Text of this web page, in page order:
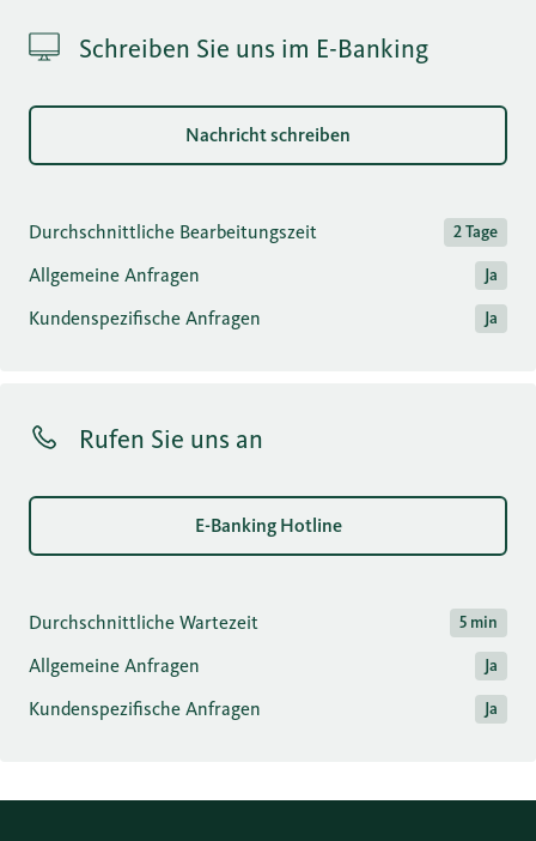
Schreiben Sie uns im E-Banking
Nachricht schreiben
Durchschnittliche Bearbeitungszeit 2 Tage
Allgemeine Anfragen Ja
Kundenspezifische Anfragen Ja
Rufen Sie uns an
E-Banking Hotline
Durchschnittliche Wartezeit 5 min
Allgemeine Anfragen Ja
Kundenspezifische Anfragen Ja